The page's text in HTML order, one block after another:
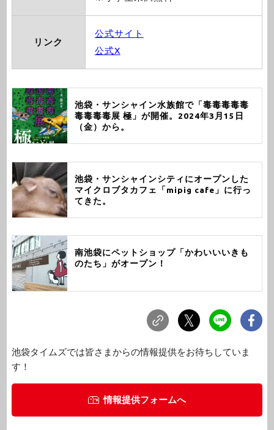
リンク
公式サイト
公式X
池袋・サンシャイン水族館で「毒毒毒毒毒
毒毒毒毒展 極」が開催。2024年3月15日
（金）から。
池袋・サンシャインシティにオープンした
マイクロブタカフェ「mipig cafe」に行っ
てきた。
南池袋にペットショップ「かわいいいきも
のたち」がオープン！
池袋タイムズでは皆さまからの情報提供をお待ちしていま
す！
情報提供フォームへ